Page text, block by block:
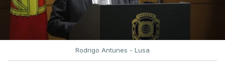
Rodrigo Antunes - Lusa